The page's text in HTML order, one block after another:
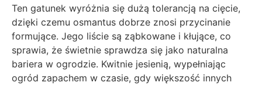
Ten gatunek wyróżnia się dużą tolerancją na cięcie,
dzięki czemu osmantus dobrze znosi przycinanie
formujące. Jego liście są ząbkowane i kłujące, co
sprawia, że świetnie sprawdza się jako naturalna
bariera w ogrodzie. Kwitnie jesienią, wypełniając
ogród zapachem w czasie, gdy większość innych